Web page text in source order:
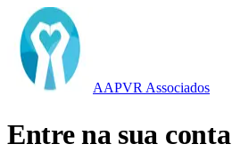
AAPVR Associados
Entre na sua conta